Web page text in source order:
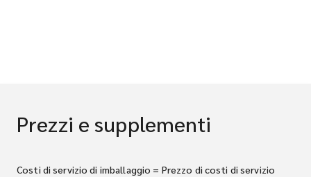
Prezzi e supplementi
Costi di servizio di imballaggio = Prezzo di costi di servizio